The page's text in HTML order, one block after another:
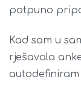
potpuno
Kad sam u
rješavala
autodefiniram